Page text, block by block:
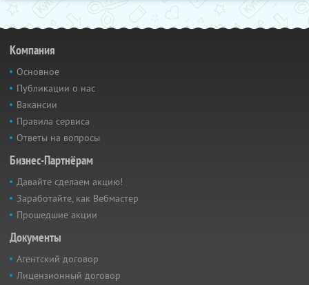
Компания
Основное
Публикации о нас
Вакансии
Правила сервиса
Ответы на вопросы
Бизнес-Партнёрам
Давайте сделаем акцию!
Заработайте, как Вебмастер
Прошедшие акции
Документы
Агентский договор
Лицензионный договор